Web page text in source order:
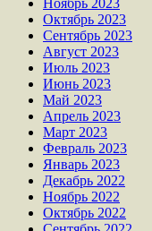
Октябрь 2023
Сентябрь 2023
Август 2023
Июль 2023
Июнь 2023
Май 2023
Апрель 2023
Март 2023
Февраль 2023
Январь 2023
Декабрь 2022
Ноябрь 2022
Октябрь 2022